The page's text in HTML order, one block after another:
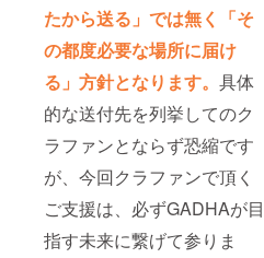
たから送る」では無く「そ
の都度必要な場所に届け
る」方針となります。 具体
的な送付先を列挙してのク
ラファンとならず恐縮です
が、今回クラファンで頂く
ご支援は、必ずGADHAが目
指す未来に繋げて参りま